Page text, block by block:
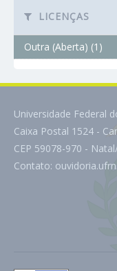
LICENÇAS
Outra (Aberta) (1)
Universidade Federal
Caixa Postal 1524 -
CEP 59078-970 -
Contato: